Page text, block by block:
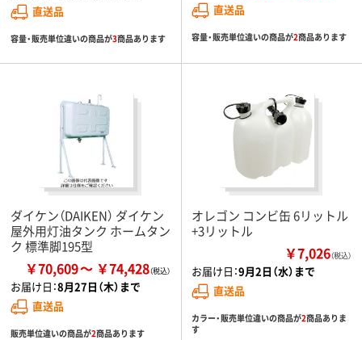
直送品
容量・販売単位違いの商品が3商品あります
直送品
容量・販売単位違いの商品が2商品あります
ダイケン（DAIKEN） ダイケン
屋外用灯油タンク ホームタン
ク 標準脚195型
￥70,609 ￥74,428
お届け日：8月27日（木）まで
直送品
販売単位違いの商品が2商品あります
オレゴン コンビ缶 6リットル
+3リットル
￥7,026（税込）
お届け日：9月2日（水）まで
直送品
カラー・販売単位違いの商品が2商品ありま
す